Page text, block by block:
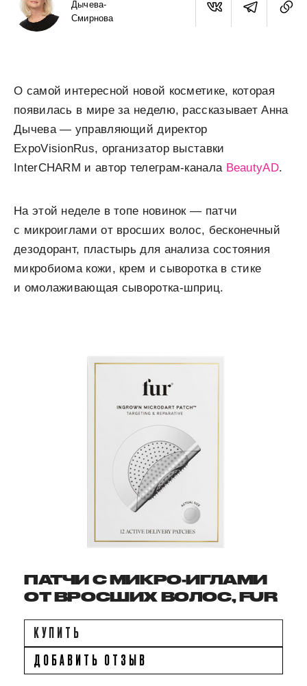
Дычева-
Смирнова
О самой интересной новой косметике, которая
появилась в мире за неделю, рассказывает Анна
Дычева — управляющий директор
ExpoVisionRus, организатор выставки
InterCHARM и автор телеграм-канала BeautyAD.
На этой неделе в топе новинок — патчи
с микроиглами от вросших волос, бесконечный
дезодорант, пластырь для анализа состояния
микробиома кожи, крем и сыворотка в стике
и омолаживающая сыворотка-шприц.
ПАТЧИ С МИКРО-ИГЛАМИ
ОТ ВРОСШИХ ВОЛОС, FUR
КУПИТЬ
ДОБАВИТЬ ОТЗЫВ